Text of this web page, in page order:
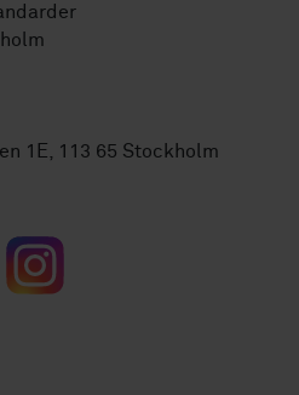
1E, 113 65 Stockholm
Instagram